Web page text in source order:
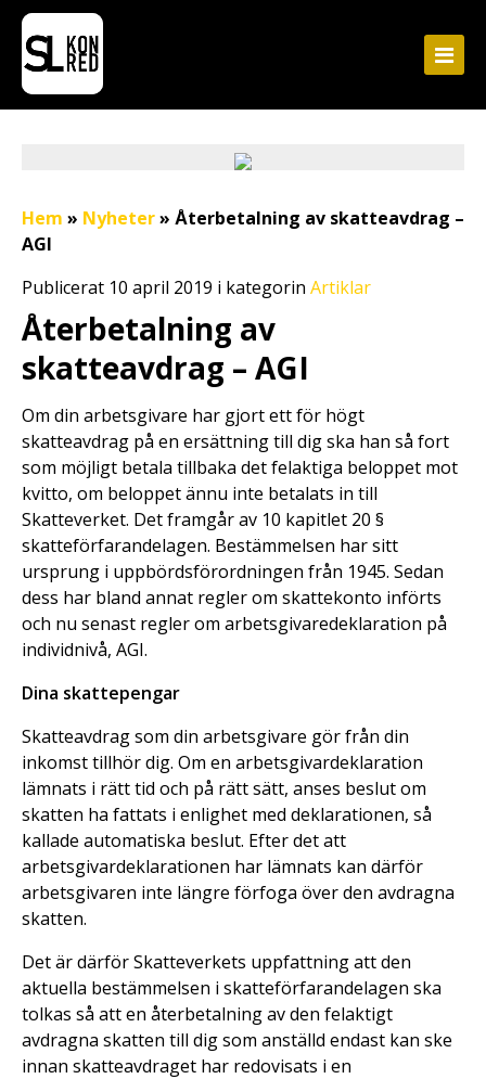
Hem » Nyheter» Återbetalning av skatteavdrag –
AGI
Publicerat 10 april 2019 i kategorin Artiklar
Återbetalning av
skatteavdrag – AGI
Om din arbetsgivare har gjort ett för högt
skatteavdrag på en ersättning till dig ska han så fort
som möjligt betala tillbaka det felaktiga beloppet mot
kvitto, om beloppet ännu inte betalats in till
Skatteverket. Det framgår av 10 kapitlet 20 §
skatteförfarandelagen. Bestämmelsen har sitt
ursprung i uppbördsförordningen från 1945. Sedan
dess har bland annat regler om skattekonto införts
och nu senast regler om arbetsgivaredeklaration på
individnivå, AGI.
Dina skattepengar
Skatteavdrag som din arbetsgivare gör från din
inkomst tillhör dig. Om en arbetsgivardeklaration
lämnats i rätt tid och på rätt sätt, anses beslut om
skatten ha fattats i enlighet med deklarationen, så
kallade automatiska beslut. Efter det att
arbetsgivardeklarationen har lämnats kan därför
arbetsgivaren inte längre förfoga över den avdragna
skatten.
Det är därför Skatteverkets uppfattning att den
aktuella bestämmelsen i skatteförfarandelagen ska
tolkas så att en återbetalning av den felaktigt
avdragna skatten till dig som anställd endast kan ske
innan skatteavdraget har redovisats i en